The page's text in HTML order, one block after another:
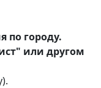
по городу.
или другом